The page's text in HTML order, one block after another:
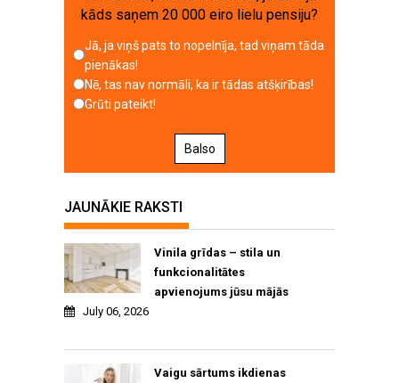
kāds saņem 20 000 eiro lielu pensiju?
Jā, ja viņš pats to nopelnīja, tad viņam tāda
pienākas!
Nē, tas nav normāli, ka ir tādas atšķirības!
Grūti pateikt!
Balso
JAUNĀKIE RAKSTI
Vinila grīdas – stila un
funkcionalitātes
apvienojums jūsu mājās
July 06, 2026
Vaigu sārtums ikdienas